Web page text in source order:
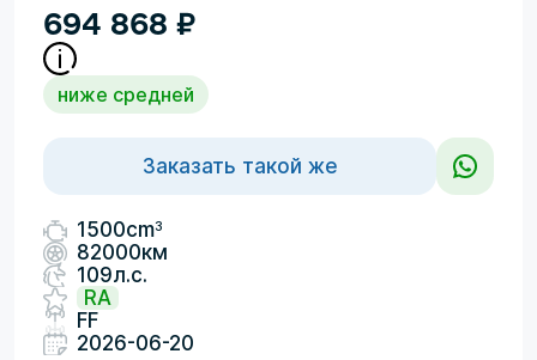
694 868 ₽
ниже средней
Заказать такой же
1500cm3
82000км
109л.с.
RA
FF
2026-06-20